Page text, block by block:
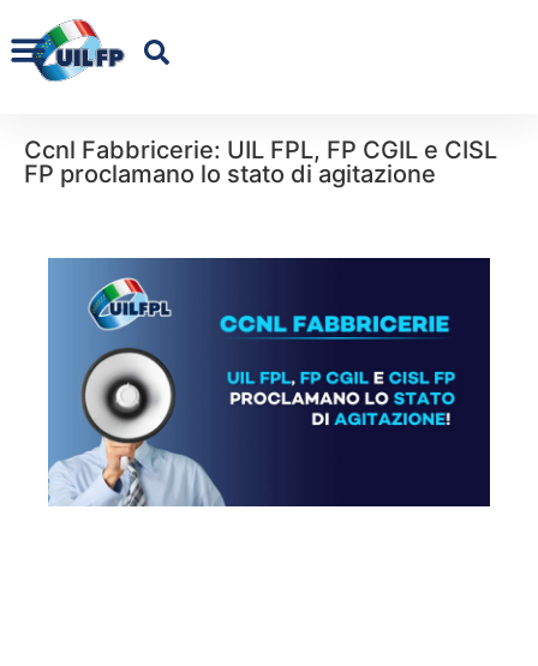
Ccnl Fabbricerie: UIL FPL, FP CGIL e CISL
FP proclamano lo stato di agitazione